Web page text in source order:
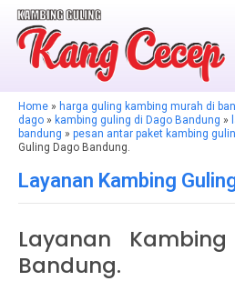
Home » harga guling kambing murah di
dago » kambing guling di Dago Bandung »
bandung » pesan antar paket kambing
Guling Dago Bandung.
Layanan Kambing
Layanan
Bandung.